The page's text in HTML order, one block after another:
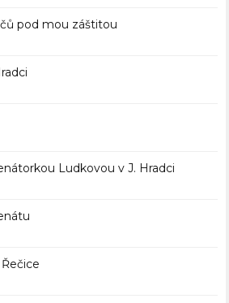
pod mou záštitou
Ludkovou v J. Hradci